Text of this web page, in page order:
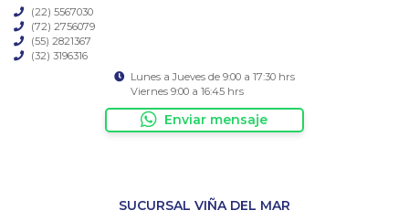
(22) 5567030
(72) 2756079
(55) 2821367
(32) 3196316
Lunes a Jueves de 9:00 a 17:30 hrs
Viernes 9:00 a 16:45 hrs
Enviar mensaje
SUCURSAL VIÑA DEL MAR